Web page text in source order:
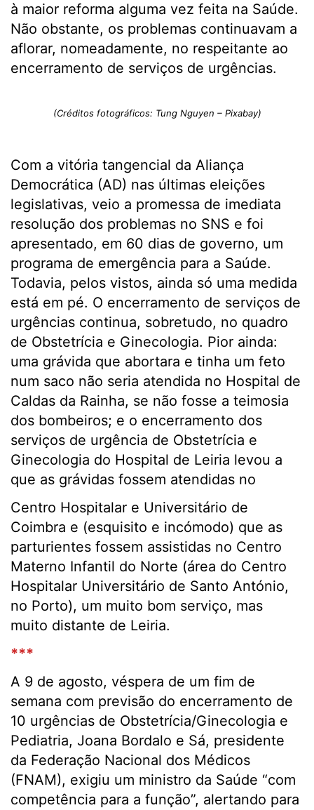
à maior reforma alguma vez feita na Saúde.
Não obstante, os problemas continuavam a
aflorar, nomeadamente, no respeitante ao
encerramento de serviços de urgências.
(Créditos fotográficos: Tung Nguyen – Pixabay)
Com a vitória tangencial da Aliança
Democrática (AD) nas últimas eleições
legislativas, veio a promessa de imediata
resolução dos problemas no SNS e foi
apresentado, em 60 dias de governo, um
programa de emergência para a Saúde.
Todavia, pelos vistos, ainda só uma medida
está em pé. O encerramento de serviços de
urgências continua, sobretudo, no quadro
de Obstetrícia e Ginecologia. Pior ainda:
uma grávida que abortara e tinha um feto
num saco não seria atendida no Hospital de
Caldas da Rainha, se não fosse a teimosia
dos bombeiros; e o encerramento dos
serviços de urgência de Obstetrícia e
Ginecologia do Hospital de Leiria levou a
que as grávidas fossem atendidas no
Centro Hospitalar e Universitário de
Coimbra e (esquisito e incómodo) que as
parturientes fossem assistidas no Centro
Materno Infantil do Norte (área do Centro
Hospitalar Universitário de Santo António,
no Porto), um muito bom serviço, mas
muito distante de Leiria.
***
A 9 de agosto, véspera de um fim de
semana com previsão do encerramento de
10 urgências de Obstetrícia/Ginecologia e
Pediatria, Joana Bordalo e Sá, presidente
da Federação Nacional dos Médicos
(FNAM), exigiu um ministro da Saúde “com
competência para a função”, alertando para